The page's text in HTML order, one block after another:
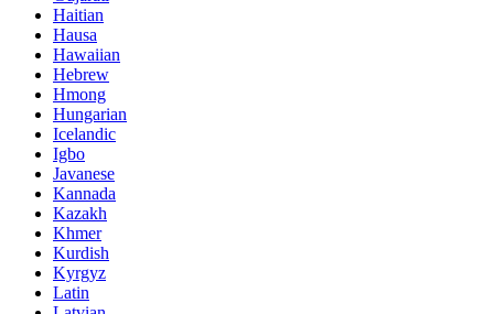
Haitian
Hausa
Hawaiian
Hebrew
Hmong
Hungarian
Icelandic
Igbo
Javanese
Kannada
Kazakh
Khmer
Kurdish
Kyrgyz
Latin